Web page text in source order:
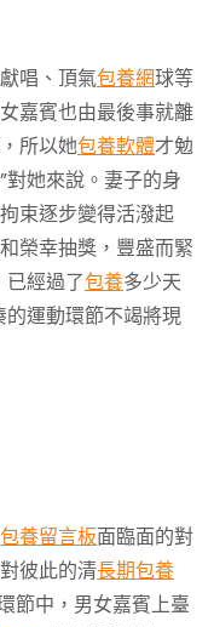
唱、頂氣包養網球等
嘉賓也由最後事就離
所以她包養軟體才勉
對她來說。妻子的身
束逐步變得活潑起
榮幸抽獎，豐盛而緊
已經過了包養多少天
的運動環節不竭將現
包養留言板面臨面的對
彼此的清長期包養
節中，男女嘉賓上臺